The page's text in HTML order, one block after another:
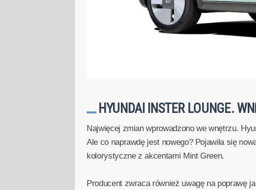
HYUNDAI INSTER LOUNGE.
Najwięcej zmian wprowadzono we wnętrzu.
Ale co naprawdę jest nowego? Pojawiła się
kolorystyczne z akcentami Mint Green.
Producent zwraca również uwagę na poprawę